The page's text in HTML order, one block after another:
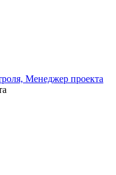
Менеджер проекта